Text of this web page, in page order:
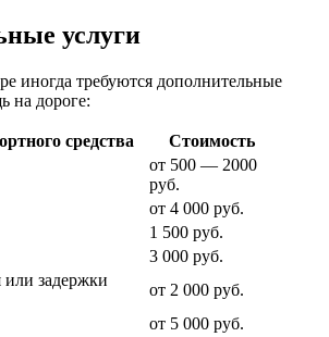
услуги
иногда требуются дополнительные
на дороге:
средства
Стоимость
от 500 — 2000
руб.
от 4 000 руб.
1 500 руб.
3 000 руб.
задержки
от 2 000 руб.
от 5 000 руб.